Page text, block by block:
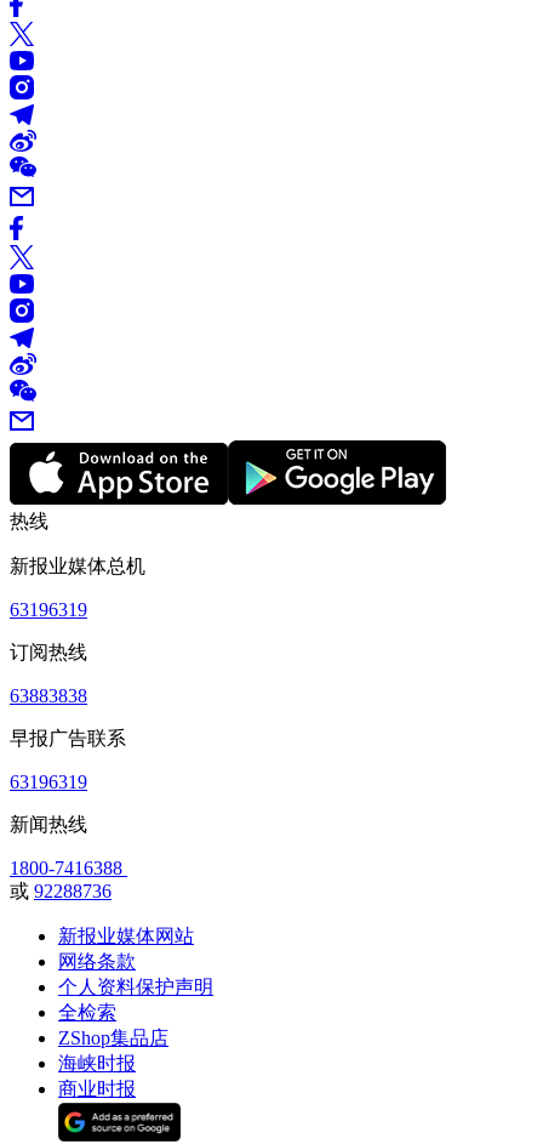
热线
新报业媒体总机
63196319
订阅热线
63883838
早报广告联系
63196319
新闻热线
1800-7416388
或 92288736
新报业媒体网站
网络条款
个人资料保护声明
全检索
ZShop集品店
海峡时报
商业时报